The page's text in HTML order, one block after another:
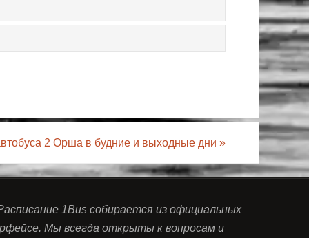
2 Орша в будние и выходные дни »
1Bus собирается из официальных
Мы всегда открыты к вопросам и